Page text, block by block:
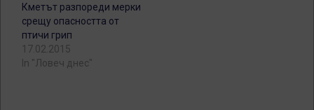
Кметът разпореди мерки
срещу опасността от
птичи грип
17.02.2015
In "Ловеч днес"